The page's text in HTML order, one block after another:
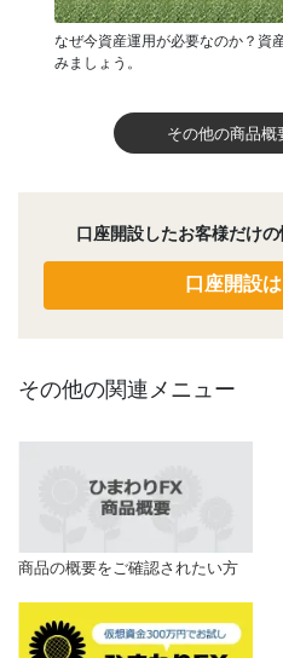
なぜ今資産運用が必要なのか？資
みましょう。
その他の商品概
口座開設したお客様だけ
口座開設
その他の関連メニュー
商品の概要をご確認されたい方